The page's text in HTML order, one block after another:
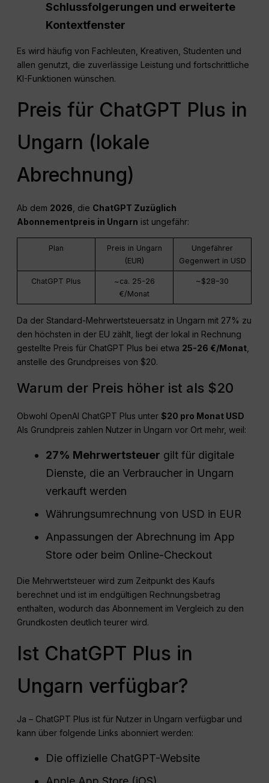
Schlussfolgerungen und erweiterte
Kontextfenster
Es wird häufig von Fachleuten, Kreativen, Studenten und
allen genutzt, die zuverlässige Leistung und fortschrittliche
KI-Funktionen wünschen.
Preis für ChatGPT Plus in
Ungarn (lokale
Abrechnung)
Ab dem 2026 , die ChatGPT Zuzüglich
Abonnementpreis in Ungarn ist ungefähr:
Plan
Preis in Ungarn
(EUR)
Ungefährer
Gegenwert in USD
ChatGPT Plus
~ca. 25-26
€/Monat
~$28–30
Da der Standard-Mehrwertsteuersatz in Ungarn mit 27% zu
den höchsten in der EU zählt, liegt der lokal in Rechnung
gestellte Preis für ChatGPT Plus bei etwa 25-26 €/Monat
anstelle des Grundpreises von $20.
Warum der Preis höher ist als $20
Obwohl OpenAI ChatGPT Plus unter$20 pro Monat USD
Als Grundpreis zahlen Nutzer in Ungarn vor Ort mehr, weil:
27% Mehrwertsteuer gilt für digitale
Dienste, die an Verbraucher in Ungarn
verkauft werden
Währungsumrechnung von USD in EUR
Anpassungen der Abrechnung im App
Store oder beim Online-Checkout
Die Mehrwertsteuer wird zum Zeitpunkt des Kaufs
berechnet und ist im endgültigen Rechnungsbetrag
enthalten, wodurch das Abonnement im Vergleich zu den
Grundkosten deutlich teurer wird.
Ist ChatGPT Plus in
Ungarn verfügbar?
Ja – ChatGPT Plus ist für Nutzer in Ungarn verfügbar und
kann über folgende Links abonniert werden:
Die offizielle ChatGPT-Website